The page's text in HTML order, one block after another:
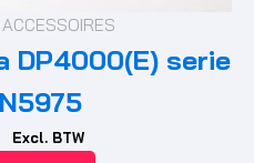
DP4000(E) serie
Excl. BTW